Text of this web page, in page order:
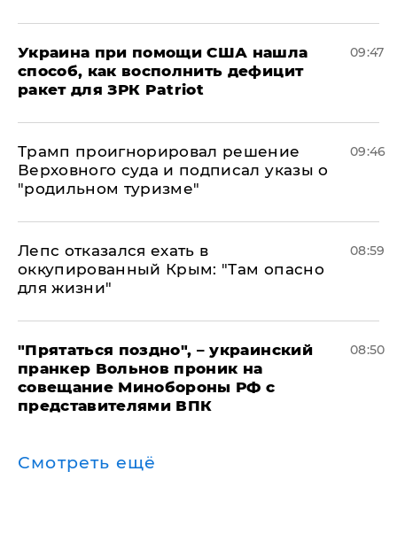
Украина при помощи США нашла
способ, как восполнить дефицит
ракет для ЗРК Patriot
09:47
Трамп проигнорировал решение
Верховного суда и подписал указы о
"родильном туризме"
09:46
Лепс отказался ехать в
оккупированный Крым: "Там опасно
для жизни"
08:59
"Прятаться поздно", – украинский
пранкер Вольнов проник на
совещание Минобороны РФ с
представителями ВПК
08:50
Смотреть ещё